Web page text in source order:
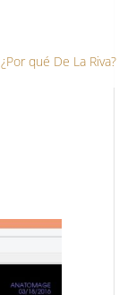
¿Por qué De La Riva?